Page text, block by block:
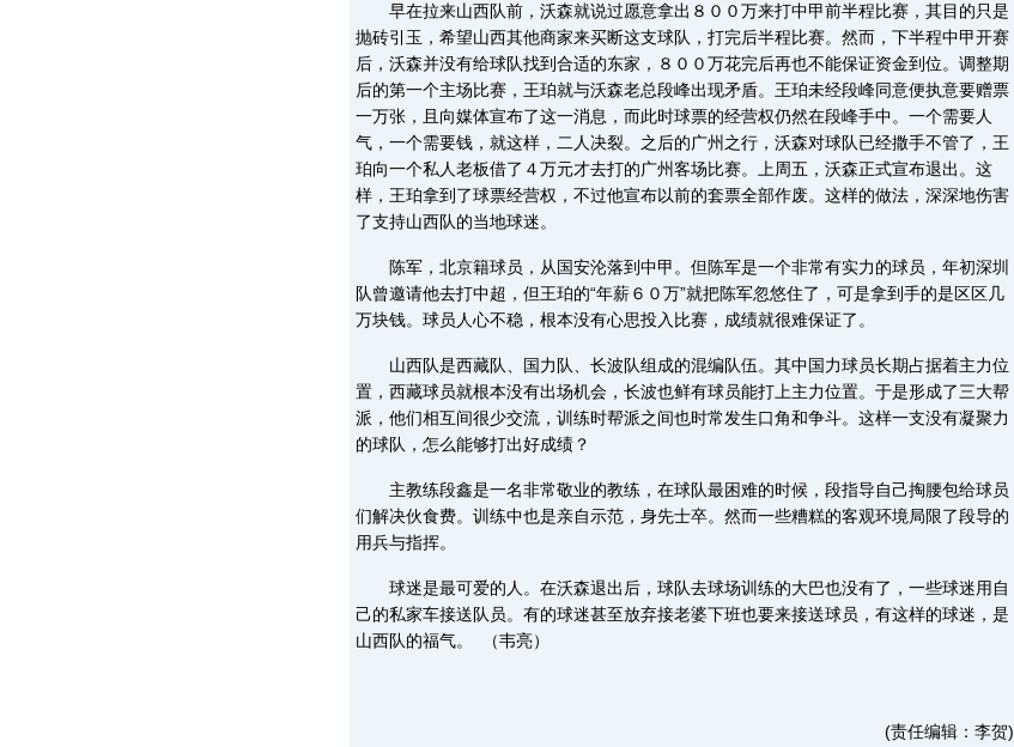
早在拉来山西队前，沃森就说过愿意拿出８００万来打中甲前半程比赛，其目的只是
抛砖引玉，希望山西其他商家来买断这支球队，打完后半程比赛。然而，下半程中甲开赛
后，沃森并没有给球队找到合适的东家，８００万花完后再也不能保证资金到位。调整期
后的第一个主场比赛，王珀就与沃森老总段峰出现矛盾。王珀未经段峰同意便执意要赠票
一万张，且向媒体宣布了这一消息，而此时球票的经营权仍然在段峰手中。一个需要人
气，一个需要钱，就这样，二人决裂。之后的广州之行，沃森对球队已经撒手不管了，王
珀向一个私人老板借了４万元才去打的广州客场比赛。上周五，沃森正式宣布退出。这
样，王珀拿到了球票经营权，不过他宣布以前的套票全部作废。这样的做法，深深地伤害
了支持山西队的当地球迷。
陈军，北京籍球员，从国安沦落到中甲。但陈军是一个非常有实力的球员，年初深圳
队曾邀请他去打中超，但王珀的“年薪６０万”就把陈军忽悠住了，可是拿到手的是区区几
万块钱。球员人心不稳，根本没有心思投入比赛，成绩就很难保证了。
山西队是西藏队、国力队、长波队组成的混编队伍。其中国力球员长期占据着主力位
置，西藏球员就根本没有出场机会，长波也鲜有球员能打上主力位置。于是形成了三大帮
派，他们相互间很少交流，训练时帮派之间也时常发生口角和争斗。这样一支没有凝聚力
的球队，怎么能够打出好成绩？
主教练段鑫是一名非常敬业的教练，在球队最困难的时候，段指导自己掏腰包给球员
们解决伙食费。训练中也是亲自示范，身先士卒。然而一些糟糕的客观环境局限了段导的
用兵与指挥。
球迷是最可爱的人。在沃森退出后，球队去球场训练的大巴也没有了，一些球迷用自
己的私家车接送队员。有的球迷甚至放弃接老婆下班也要来接送球员，有这样的球迷，是
山西队的福气。 （韦亮）
(责任编辑：李贺)